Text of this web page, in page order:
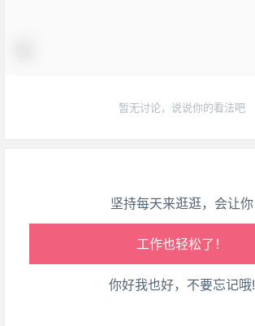
暂无讨论，说说你的看法吧
坚持每天来逛逛，会让你
心情也舒畅了！
腰也不酸了！
工作也轻松了！
你好我也好，不要忘记哦!